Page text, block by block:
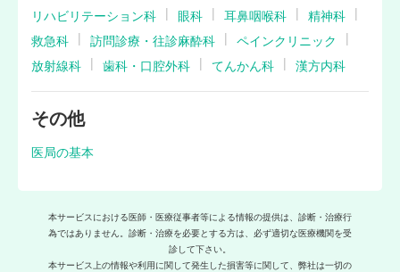
リハビリテーション科
眼科 耳鼻咽喉科
精神科
救急科
訪問診療・往診麻酔科
ペインクリニック
放射線科
歯科・口腔外科 てんかん科 漢方内科
その他
医局の基本
本サービスにおける医師・医療従事者等による情報の提供は、診断・治療行
為ではありません。診断・治療を必要とする方は、必ず適切な医療機関を受
診して下さい。
本サービス上の情報や利用に関して発生した損害等に関して、弊社は一切の